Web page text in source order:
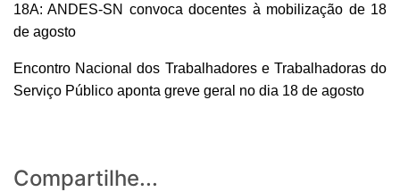
18A: ANDES-SN convoca docentes à mobilização de 18
de agosto
Encontro Nacional dos Trabalhadores e Trabalhadoras do
Serviço Público aponta greve geral no dia 18 de agosto
Compartilhe...